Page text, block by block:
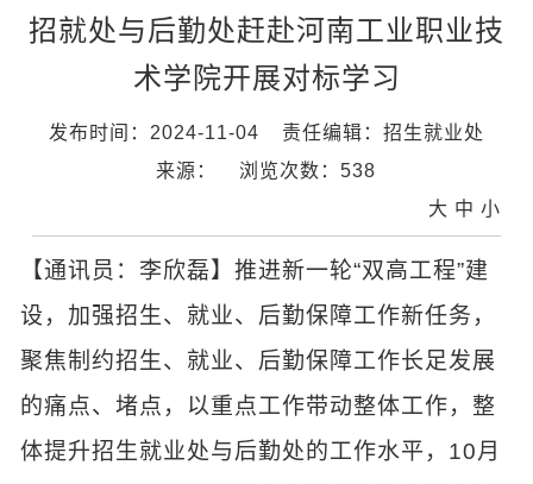
招就处与后勤处赶赴河南工业职业技
术学院开展对标学习
发布时间：2024-11-04
责任编辑：招生就业处
来源：
浏览次数：538
大 中 小
【通讯员：李欣磊】推进新一轮“双高工程”建
设，加强招生、就业、后勤保障工作新任务，
聚焦制约招生、就业、后勤保障工作长足发展
的痛点、堵点，以重点工作带动整体工作，整
体提升招生就业处与后勤处的工作水平，10月